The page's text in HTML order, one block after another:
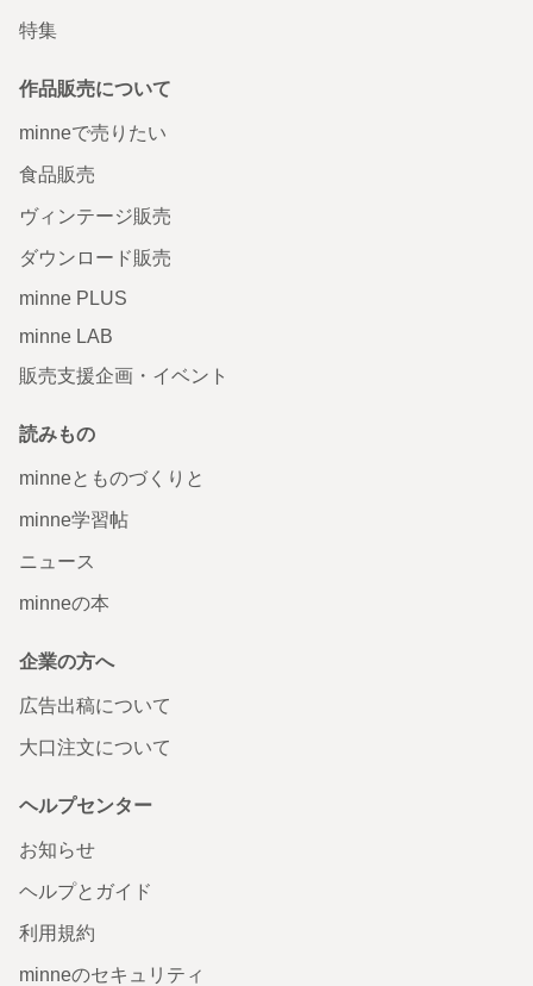
特集
作品販売について
minneで売りたい
食品販売
ヴィンテージ販売
ダウンロード販売
minne PLUS
minne LAB
販売支援企画・イベント
読みもの
minneとものづくりと
minne学習帖
ニュース
minneの本
企業の方へ
広告出稿について
大口注文について
ヘルプセンター
お知らせ
ヘルプとガイド
利用規約
minneのセキュリティ